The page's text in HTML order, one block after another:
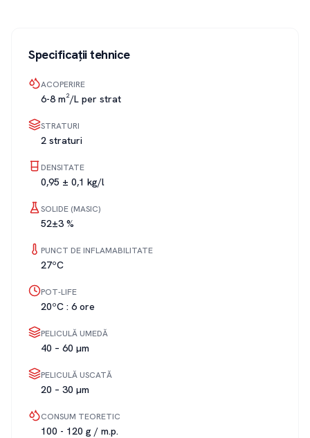
Specificații tehnice
ACOPERIRE
6-8 m²/L per strat
STRATURI
2 straturi
DENSITATE
0,95 ± 0,1 kg/l
SOLIDE (MASIC)
52±3 %
PUNCT DE INFLAMABILITATE
27ºC
POT-LIFE
20ºC : 6 ore
PELICULĂ UMEDĂ
40 – 60 µm
PELICULĂ USCATĂ
20 – 30 µm
CONSUM TEORETIC
100 - 120 g / m.p.